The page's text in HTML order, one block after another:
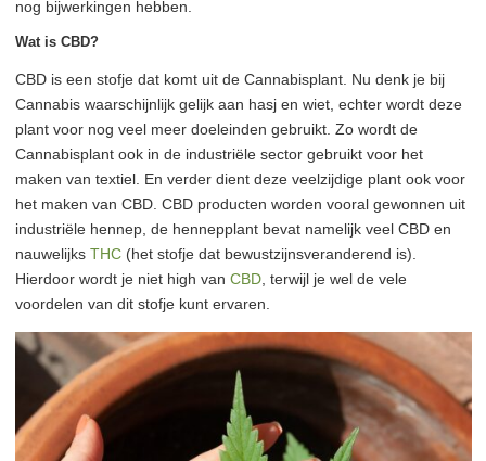
nog bijwerkingen hebben.
Wat is CBD?
CBD is een stofje dat komt uit de Cannabisplant. Nu denk je bij
Cannabis waarschijnlijk gelijk aan hasj en wiet, echter wordt deze
plant voor nog veel meer doeleinden gebruikt. Zo wordt de
Cannabisplant ook in de industriële sector gebruikt voor het
maken van textiel. En verder dient deze veelzijdige plant ook voor
het maken van CBD. CBD producten worden vooral gewonnen uit
industriële hennep, de hennepplant bevat namelijk veel CBD en
nauwelijks THC (het stofje dat bewustzijnsveranderend is).
Hierdoor wordt je niet high van CBD, terwijl je wel de vele
voordelen van dit stofje kunt ervaren.